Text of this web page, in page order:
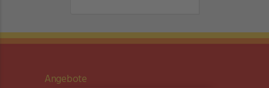
Angebote